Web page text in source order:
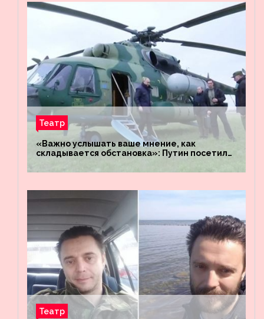
Театр
«Важно услышать ваше мнение, как
складывается обстановка»: Путин посетил
«Восток»
Театр